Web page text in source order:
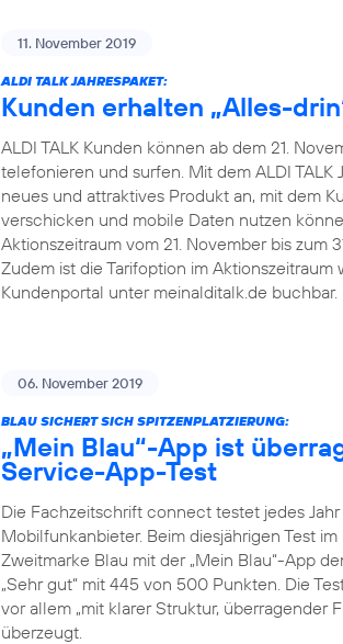
11. November 2019
ALDI TALK JAHRESPAKET:
Kunden erhalten „Alles-
ALDI TALK Kunden können ab dem 21.
telefonieren und surfen. Mit dem ALDI
neues und attraktives Produkt an, mit dem
verschicken und mobile Daten nutzen
Aktionszeitraum vom 21. November bis zum
Zudem ist die Tarifoption im
Kundenportal unter meinalditalk.de buchbar.
06. November 2019
BLAU SICHERT SICH SPITZENPLATZIERUNG:
„Mein Blau“-App ist
Service-App-Test
Die Fachzeitschrift connect testet jedes
Mobilfunkanbieter. Beim diesjährigen Test
Zweitmarke Blau mit der „Mein Blau“-App
„Sehr gut“ mit 445 von 500 Punkten. Die
vor allem „mit klarer Struktur, überragender
überzeugt.